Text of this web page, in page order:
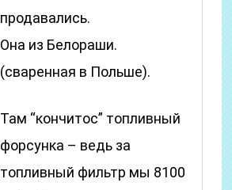
продавались.
Она из Белораши.
(сваренная в Польше).
Там “кончитос” топливный
форсунка – ведь за
топливный фильтр мы 8100